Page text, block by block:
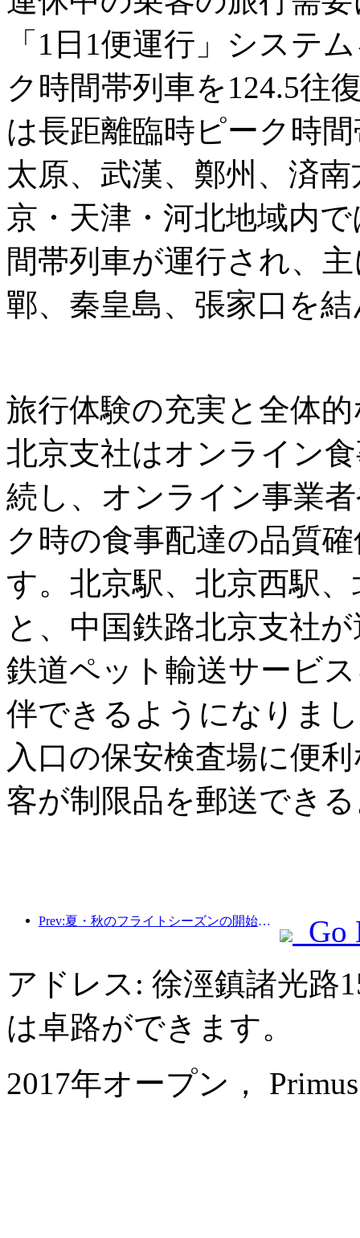
「1日1便運行」システ
ク時間帯列車を124.5往
は長距離臨時ピーク時
太原、武漢、鄭州、済
京・天津・河北地域内
間帯列車が運行され、
鄲、秦皇島、張家口を
旅行体験の充実と全体
北京支社はオンライン
続し、オンライン事業
ク時の食事配達の品質
す。北京駅、北京西駅
と、中国鉄路北京支社
鉄道ペット輸送サービ
伴できるようになりま
入口の保安検査場に便
客が制限品を郵送でき
Prev:夏・秋のフライトシーズンの開始に伴い、海南島の3つの空港では新たに41の就航地が追加されました。
Go
アドレス: 徐涇鎮諸光路
は卓路ができます。
2017年オープン，